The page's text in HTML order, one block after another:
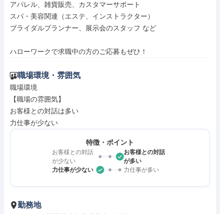
アパレル、雑貨販売、カスタマーサポート
スパ・美容関連（エステ、インストラクター）
ブライダルプランナー、展示会のスタッフ など
ハローワークで求職中の方のご応募もぜひ！
職場環境・雰囲気
職場環境
【職場の雰囲気】
お客様との対話は多い
力仕事が少ない
特徴・ポイント
お客様との対話
が少ない
お客様との対話
が多い
力仕事が少ない
力仕事が多い
勤務地